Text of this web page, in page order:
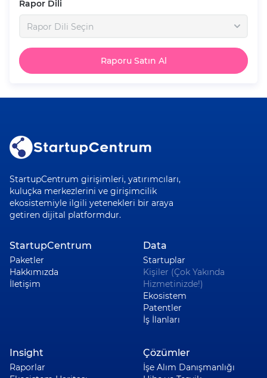
Rapor Dili
Rapor Dili Seçin
Raporu Satın Al
StartupCentrum girişimleri, yatırımcıları,
kuluçka merkezlerini ve girişimcilik
ekosistemiyle ilgili yetenekleri bir araya
getiren dijital platformdur.
StartupCentrum
Paketler
Hakkımızda
İletişim
Data
Startuplar
Kişiler (Çok Yakında
Hizmetinizde!)
Ekosistem
Patentler
İş İlanları
Insight
Raporlar
Çözümler
İşe Alım Danışmanlığı